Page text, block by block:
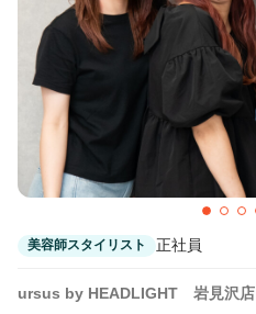
美容師スタイリスト 正社員
ursus by HEADLIGHT 岩見沢店